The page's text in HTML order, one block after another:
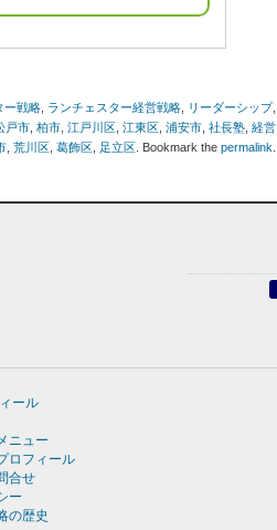
ー戦略 ランチェスター経営戦略 リーダーシップ,
戸市 柏市 江戸川区 江東区 浦安市 社長塾 経営
荒川区 葛飾区 足立区 . Bookmark the permalink
ール
ニュー
ロフィール
合せ
ー
の歴史